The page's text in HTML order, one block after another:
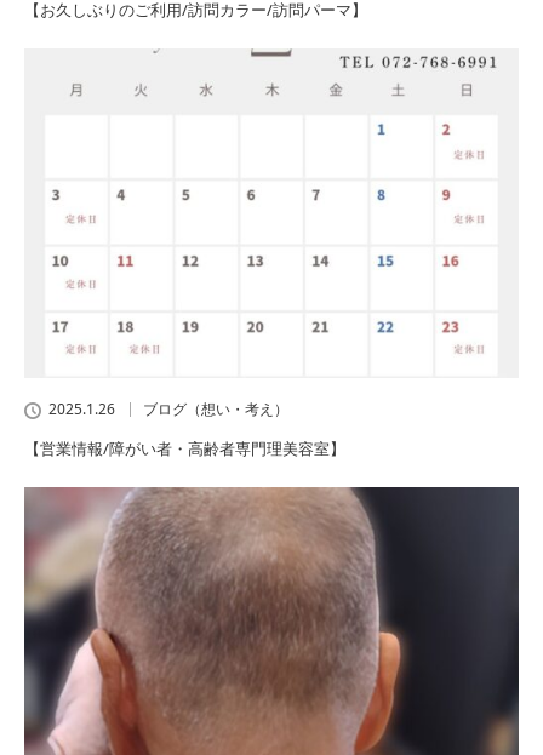
【お久しぶりのご利用/訪問カラー/訪問パーマ】
2025.1.26 ブログ（想い・考え）
【営業情報/障がい者・高齢者専門理美容室】